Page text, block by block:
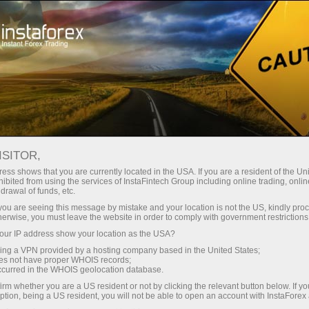
انسٹا فاریکس کے ساتھ، آپ
حاصل کرتے ہیں: 1:5000 تک کا فائدہ،
مارکیٹ میں کچھ بہترین اسپریڈز اور
کمیشنز، اور ٹریڈنگ اسٹاک اور انڈیکس
کے لیے فائدہ مند حالات۔
مختصر
30% بونس
ہر ڈیپازٹ پر
رفتار
تجارت اور ہائی ویز پر
shows that you are currently located in the USA. If you are a resident of the
from using the services of InstaFintech Group including online trading,
of funds, etc.
are seeing this message by mistake and your location is not the US, kindly
you must leave the website in order to comply with government
IP address show your location as the USA?
a VPN provided by a hosting company based in the United States;
not have proper WHOIS records;
in the WHOIS geolocation database.
whether you are a US resident or not by clicking the relevant button below. If
being a US resident, you will not be able to open an account with InstaForex